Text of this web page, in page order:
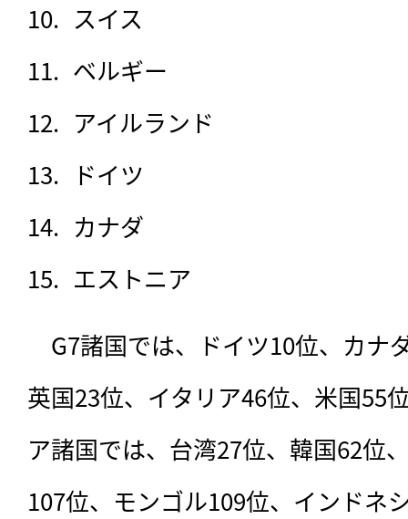
スイス
ベルギー
アイルランド
ドイツ
カナダ
エストニア
G7諸国では、ドイツ10位、カナ
英国23位、イタリア46位、米国55
ア諸国では、台湾27位、韓国62位
107位、モンゴル109位、インドネ